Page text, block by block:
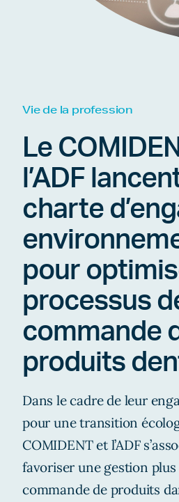
Vie de la profession
Le
l’ADF
charte
pour
processus
commande
produits
Dans le cadre de leur
pour une transition
COMIDENT et l’ADF
favoriser une gestion plus
commande de produits